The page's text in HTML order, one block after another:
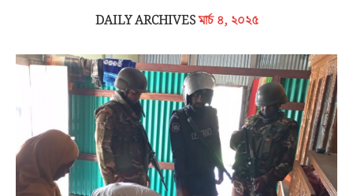
DAILY ARCHIVESমার্চ ৪, ২০২৫